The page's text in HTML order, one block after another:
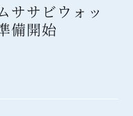
ササビウォッ
備開始